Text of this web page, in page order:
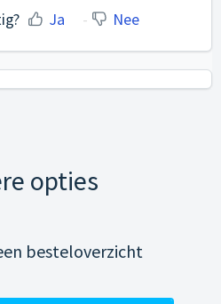
Ja Nee
opties
besteloverzicht